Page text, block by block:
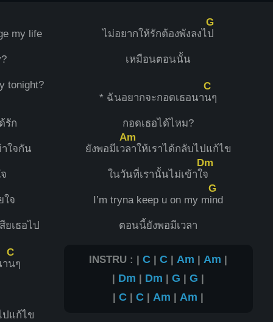
my life
tonight?
รัก
าใจกัน
ใจ
ยเธอไป
C
นๆ
ปแก้ไข
ไม่อยากให้รักต้องพังลงไ
G
ป
เหมือนตอนนั้น
* ฉันอยากจะกอดเธอนา
C
นๆ
กอดเธอได้ไหม?
ยังพอมีเว
Am
ลาให้เราได้กลับไปแก้ไข
ในวันที่เรานั้นไม่เข้าใ
Dm
จ
I’m tryna keep u on my m
G
ind
ตอนนี้ยังพอมีเวลา
INSTRU : |C |C |Am |Am |
| Dm | Dm |G |G |
|C |C |Am |Am |